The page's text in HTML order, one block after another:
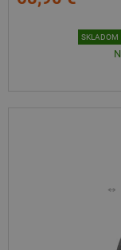
SKLADOM